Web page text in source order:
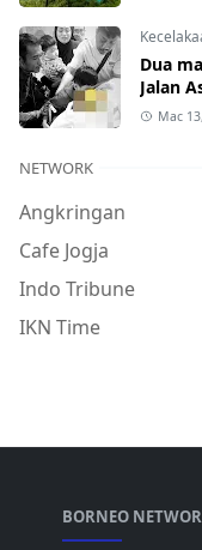
Dua
Jalan
Mac
NETWORK
Angkringan
Cafe Jogja
Indo Tribune
IKN Time
BORNEO